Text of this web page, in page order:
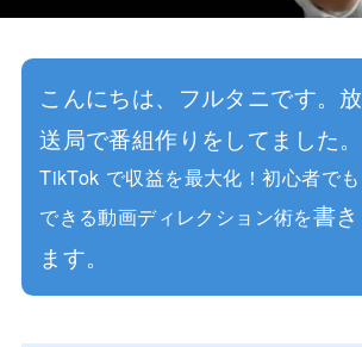
こんにちは、フルタニです。放
送局で番組作りをしてました。
TikTok で収益を最大化！初心者でも
できる動画ディレクション術を書き
ます。